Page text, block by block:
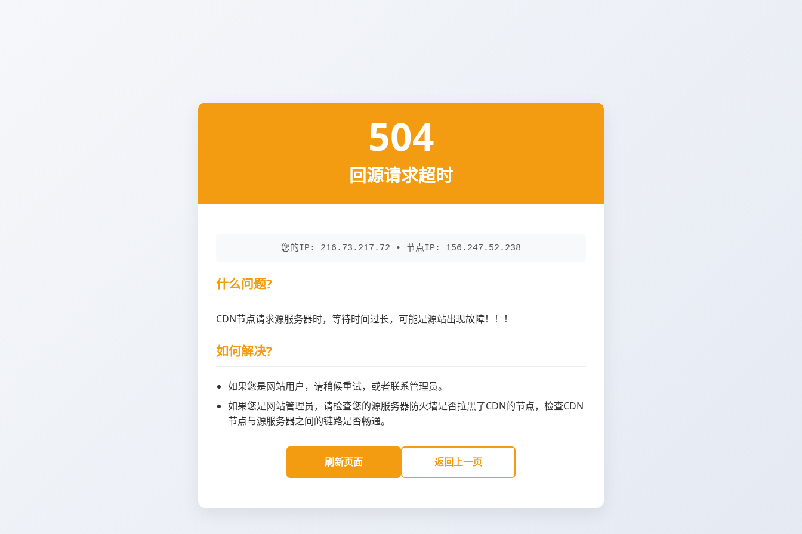
504
回源请求超时
您的IP: 216.73.217.72 • 节点IP: 156.247.52.238
什么问题?
CDN节点请求源服务器时，等待时间过长，可能是源站出现故障！！！
如何解决?
如果您是网站用户，请稍候重试，或者联系管理员。
如果您是网站管理员，请检查您的源服务器防火墙是否拉黑了CDN的节点，检查CDN
节点与源服务器之间的链路是否畅通。
刷新页面 返回上一页